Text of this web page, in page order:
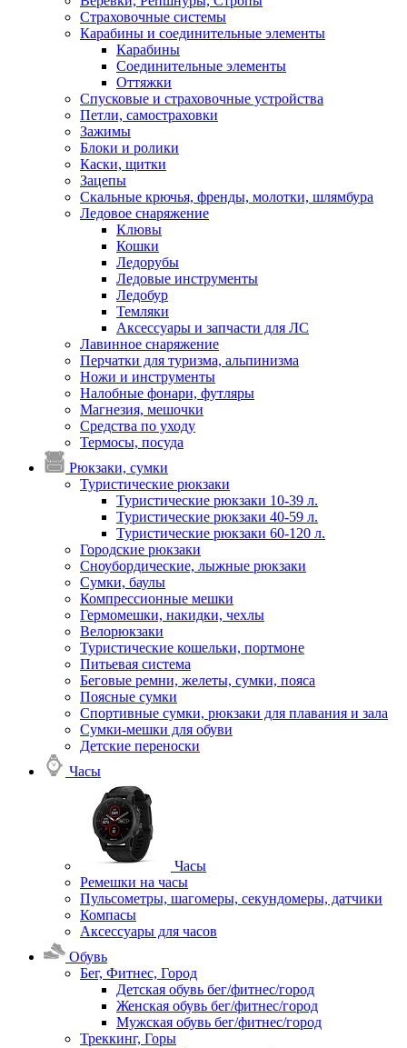
Страховочные системы
Карабины и соединительные элементы
Карабины
Соединительные элементы
Оттяжки
Спусковые и страховочные устройства
Петли, самостраховки
Зажимы
Блоки и ролики
Каски, щитки
Зацепы
Скальные крючья, френды, молотки, шлямбура
Ледовое снаряжение
Клювы
Кошки
Ледорубы
Ледовые инструменты
Ледобур
Темляки
Аксессуары и запчасти для ЛС
Лавинное снаряжение
Перчатки для туризма, альпинизма
Ножи и инструменты
Налобные фонари, футляры
Магнезия, мешочки
Средства по уходу
Термосы, посуда
Рюкзаки, сумки
Туристические рюкзаки
Туристические рюкзаки 10-39 л.
Туристические рюкзаки 40-59 л.
Туристические рюкзаки 60-120 л.
Городские рюкзаки
Сноубордические, лыжные рюкзаки
Сумки, баулы
Компрессионные мешки
Гермомешки, накидки, чехлы
Велорюкзаки
Туристические кошельки, портмоне
Питьевая система
Беговые ремни, желеты, сумки, пояса
Поясные сумки
Спортивные сумки, рюкзаки для плавания и зала
Сумки-мешки для обуви
Детские переноски
Часы
Часы
Ремешки на часы
Пульсометры, шагомеры, секундомеры, датчики
Компасы
Аксессуары для часов
Обувь
Бег, Фитнес, Город
Детская обувь бег/фитнес/город
Женская обувь бег/фитнес/город
Мужская обувь бег/фитнес/город
Треккинг, Горы